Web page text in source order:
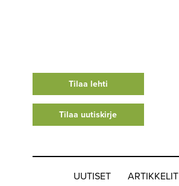
Tilaa lehti
Tilaa uutiskirje
UUTISET ARTIKKELIT